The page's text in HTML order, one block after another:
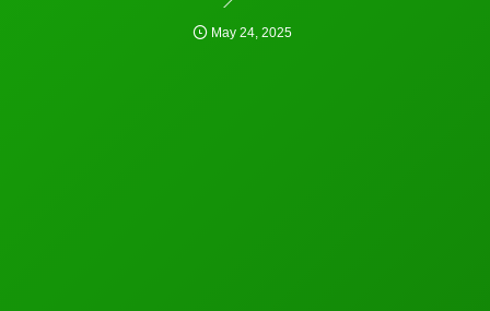
May 24,2025